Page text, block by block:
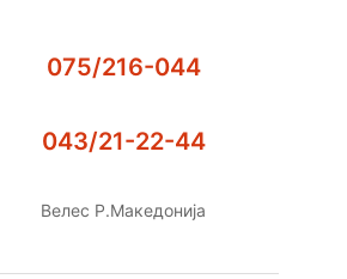
075/216-044
043/21-22-44
Велес Р.Македонија